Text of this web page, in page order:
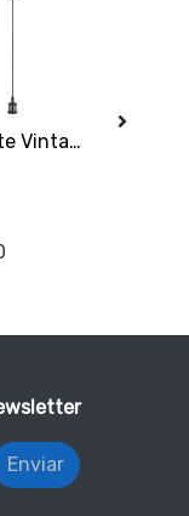
Soquete Vintage Grafito E27 con cable 1mt
Enviar